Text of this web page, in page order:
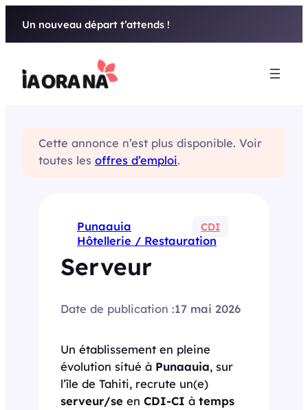
Un nouveau départ t’attends !
Cette annonce n’est plus disponible. Voir
toutes les offres d’emploi.
Punaauia CDI
Hôtellerie / Restauration
Serveur
Date de publication :17 mai 2026
Un établissement en pleine
évolution situé à Punaauia, sur
l’île de Tahiti, recrute un(e)
serveur/se en CDI-CI à temps